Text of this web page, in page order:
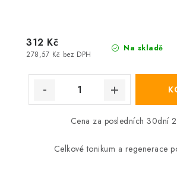
Na skladě
278,57 Kč bez DPH
312 Kč
Cena za posledních 30dní
Celkové tonikum a regenerace